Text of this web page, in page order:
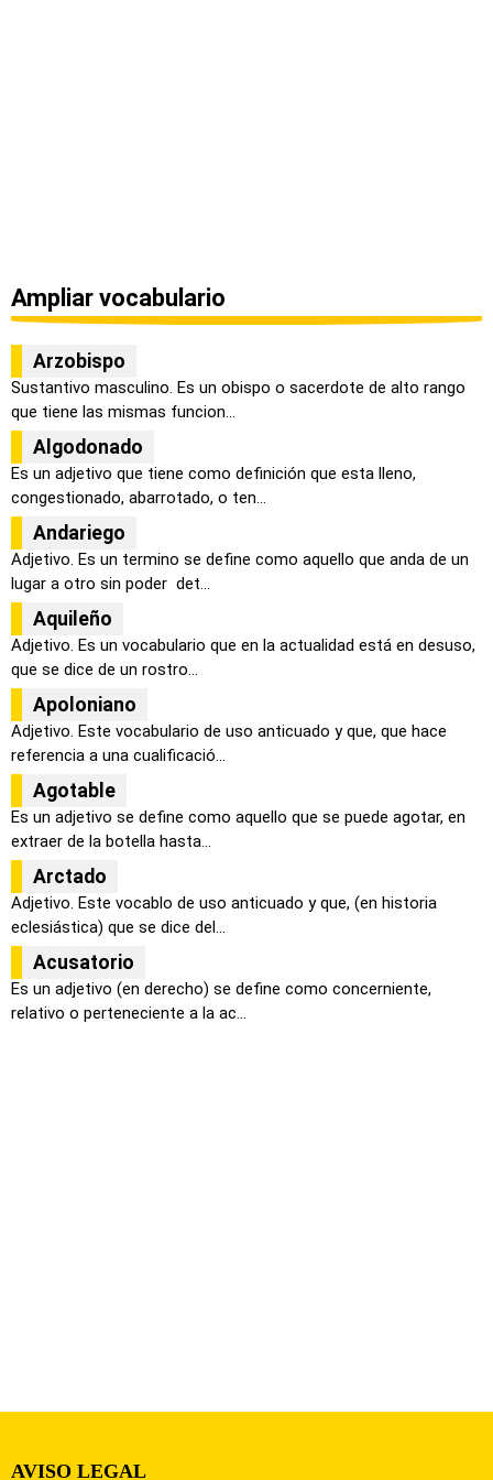
Ampliar vocabulario
Arzobispo
Sustantivo masculino. Es un obispo o sacerdote de alto rango
que tiene las mismas funcion...
Algodonado
Es un adjetivo que tiene como definición que esta lleno,
congestionado, abarrotado, o ten...
Andariego
Adjetivo. Es un termino se define como aquello que anda de un
lugar a otro sin poder det...
Aquileño
Adjetivo. Es un vocabulario que en la actualidad está en desuso,
que se dice de un rostro...
Apoloniano
Adjetivo. Este vocabulario de uso anticuado y que, que hace
referencia a una cualificació...
Agotable
Es un adjetivo se define como aquello que se puede agotar, en
extraer de la botella hasta...
Arctado
Adjetivo. Este vocablo de uso anticuado y que, (en historia
eclesiástica) que se dice del...
Acusatorio
Es un adjetivo (en derecho) se define como concerniente,
relativo o perteneciente a la ac...
AVISO LEGAL